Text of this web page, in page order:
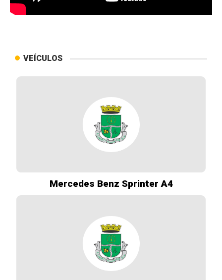
VEÍCULOS
Mercedes Benz Sprinter A4